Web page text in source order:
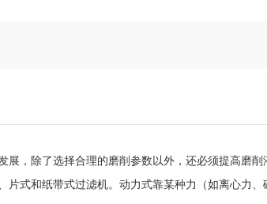
，除了选择合理的磨削参数以外，还必须提高磨削
式和纸带式过滤机。动力式靠某种力（如离心力、